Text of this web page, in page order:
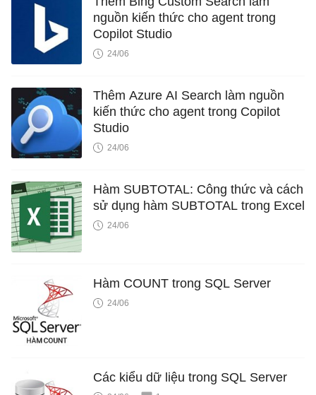
nguồn kiến ​​thức cho agent trong
Copilot Studio
24/06
Thêm Azure AI Search làm nguồn
kiến ​​thức cho agent trong Copilot
Studio
24/06
Hàm SUBTOTAL: Công thức và cách
sử dụng hàm SUBTOTAL trong Excel
24/06
Hàm COUNT trong SQL Server
24/06
Các kiểu dữ liệu trong SQL Server